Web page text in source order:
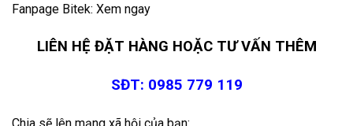
Fanpage Bitek: Xem ngay
LIÊN HỆ ĐẶT HÀNG HOẶC TƯ VẤN THÊM
SĐT: 0985 779 119